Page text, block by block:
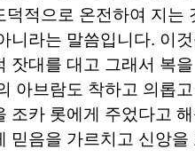
적으로 온전하여 지는
니라는 말씀입니다. 이
잣대를 대고 그래서 복
아브람도 착하고 의롭
조카 롯에게 주었다고
믿음을 가르치고 신앙을